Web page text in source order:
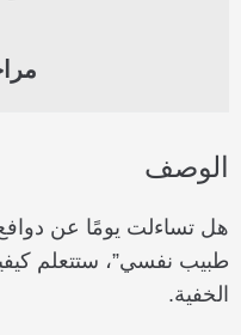
الوصف
هل تساءلت يومًا عن
طبيب نفسي”، ستتعلم
الخفية.